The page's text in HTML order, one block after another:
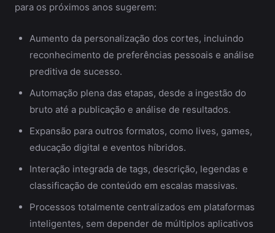
para os próximos anos sugerem:
Aumento da personalização dos cortes, incluindo
reconhecimento de preferências pessoais e análise
preditiva de sucesso.
Automação plena das etapas, desde a ingestão do
bruto até a publicação e análise de resultados.
Expansão para outros formatos, como lives, games,
educação digital e eventos híbridos.
Interação integrada de tags, descrição, legendas e
classificação de conteúdo em escalas massivas.
Processos totalmente centralizados em plataformas
inteligentes, sem depender de múltiplos aplicativos